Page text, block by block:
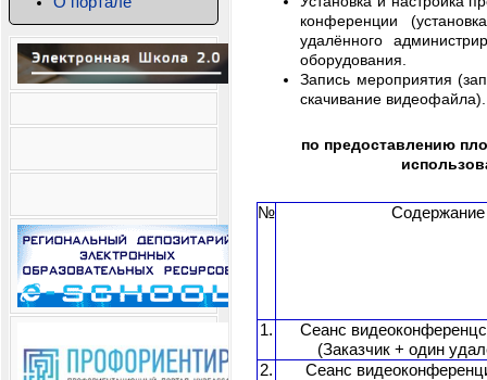
конференции
удалённого
оборудования.
Запись мероприятия
скачивание видеофайла).
по предоставлению
№ Содержание
1.
Сеанс
(Заказчик + один
2.
Сеанс